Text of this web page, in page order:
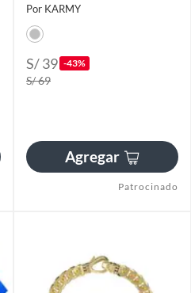
Por KARMY
S/ 39 -43%
S/ 69
Agregar
Patrocinado